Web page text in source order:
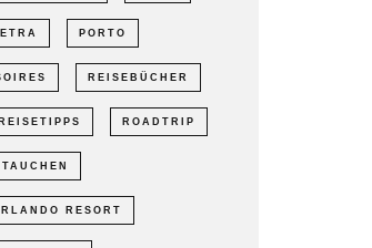
PORTO
REISEBÜCHER
REISETIPPS ROADTRIP
TAUCHEN
RESORT